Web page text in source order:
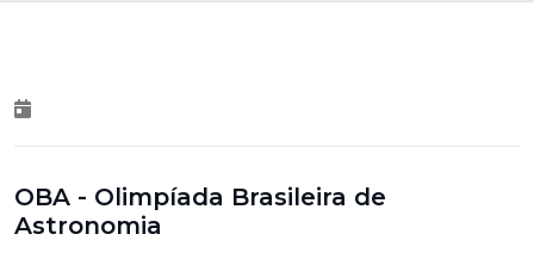
OBA - Olimpíada Brasileira de
Astronomia